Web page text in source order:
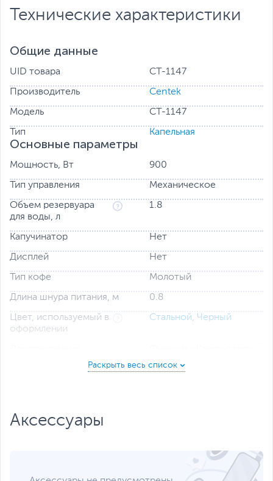
Технические характеристики
Общие данные
UID товара CT-1147
Производитель Centek
Модель CT-1147
Тип Капельная
Основные параметры
Мощность, Вт 900
Тип управления Механическое
Объем резервуара
для воды, л
1.8
Капучинатор Нет
Дисплей Нет
Тип кофе Молотый
Длина шнура питания, м 0.8
Цвет, используемый в
оформлении
Стальной, Черный
фильтр
Размеры (Ш х В х Г)
27 x 31 x 18 см
Аксессуары